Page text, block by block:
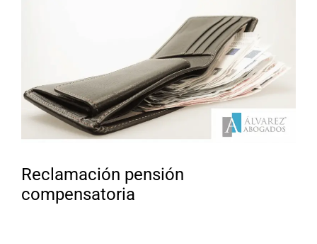
Reclamación pensión
compensatoria